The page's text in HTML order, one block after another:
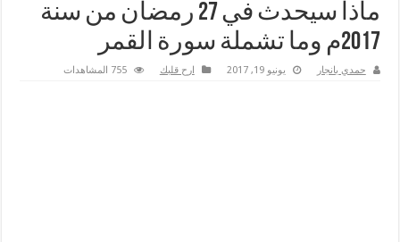
ماذا سيحدث في 27 رمضان من سنة
2017م وما تشملة سورة القمر
حمدي بانجار يونيو 19, 2017 ارح قلبك 755 المشاهدات